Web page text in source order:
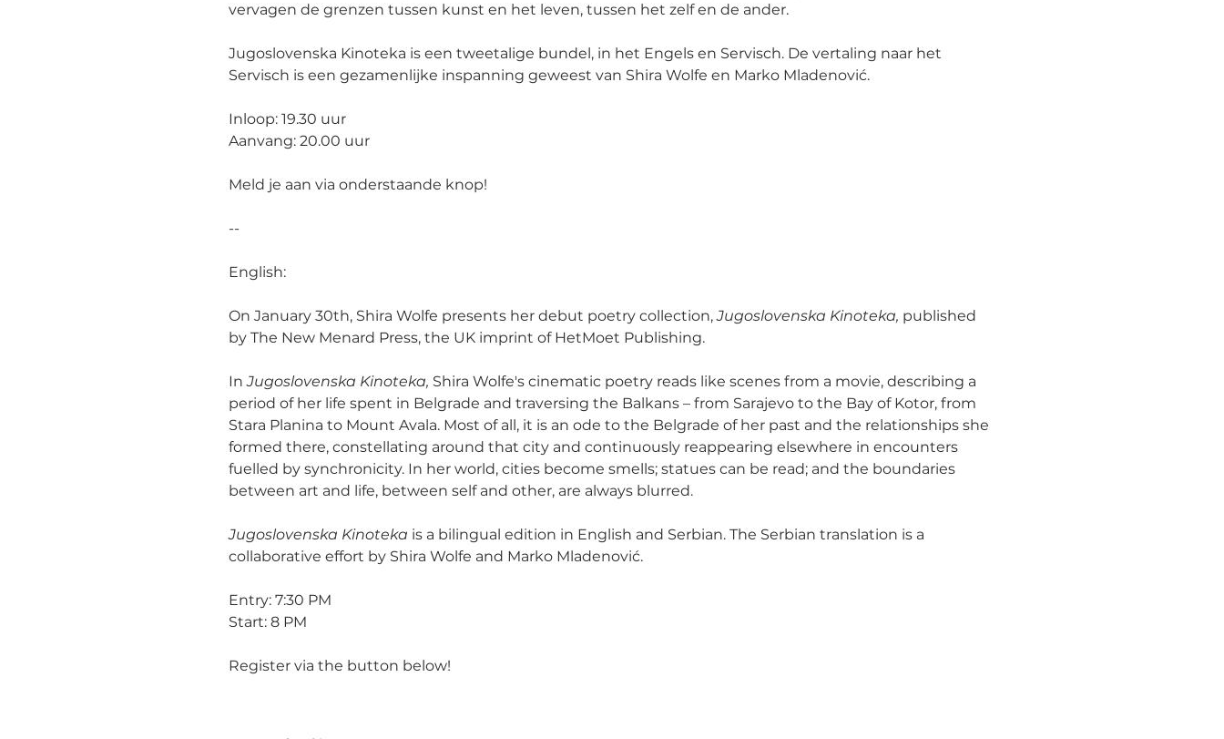
vervagen de grenzen tussen kunst en het leven, tussen het zelf en de ander.
Jugoslovenska Kinoteka is een tweetalige bundel, in het Engels en Servisch. De vertaling naar het
Servisch is een gezamenlijke inspanning geweest van Shira Wolfe en Marko Mladenović.
Inloop: 19.30 uur
Aanvang: 20.00 uur
Meld je aan via onderstaande knop!
--
English:
On January 30th, Shira Wolfe presents her debut poetry collection, Jugoslovenska Kinoteka, published
by The New Menard Press, the UK imprint of HetMoet Publishing.
In Jugoslovenska Kinoteka, Shira Wolfe's cinematic poetry reads like scenes from a movie, describing a
period of her life spent in Belgrade and traversing the Balkans – from Sarajevo to the Bay of Kotor, from
Stara Planina to Mount Avala. Most of all, it is an ode to the Belgrade of her past and the relationships she
formed there, constellating around that city and continuously reappearing elsewhere in encounters
fuelled by synchronicity. In her world, cities become smells; statues can be read; and the boundaries
between art and life, between self and other, are always blurred.
Jugoslovenska Kinoteka is a bilingual edition in English and Serbian. The Serbian translation is a
collaborative effort by Shira Wolfe and Marko Mladenović.
Entry: 7:30 PM
Start: 8 PM
Register via the button below!